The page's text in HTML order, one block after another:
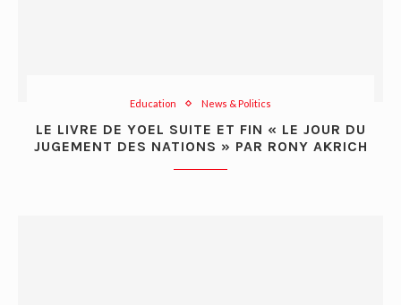
Education News & Politics
LE LIVRE DE YOEL SUITE ET FIN « LE JOUR DU
JUGEMENT DES NATIONS » PAR RONY AKRICH